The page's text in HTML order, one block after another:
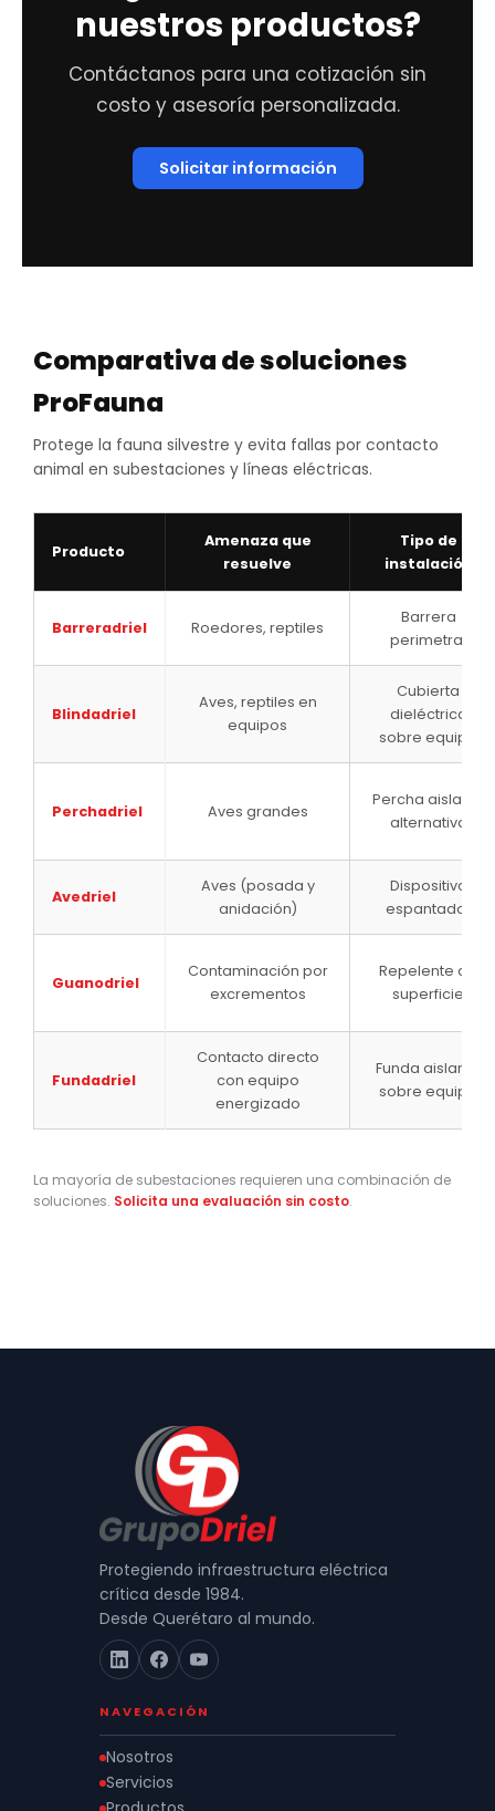
nuestros productos?
Contáctanos para una cotización sin
costo y asesoría personalizada.
Solicitar información
Comparativa de soluciones
ProFauna
Protege la fauna silvestre y evita fallas por contacto
animal en subestaciones y líneas eléctricas.
Producto
Amenaza que
resuelve
Tipo de
instalación
Barreradriel Roedores, reptiles
Barrera
perimetral
Blindadriel
Aves, reptiles en
equipos
Cubierta
dieléctrica
sobre equipo
Perchadriel Aves grandes
Percha aislante
alternativa
Avedriel
Aves (posada y
anidación)
Dispositivo
espantador
Guanodriel
Contaminación por
excrementos
Repelente de
superficie
Fundadriel
Contacto directo
con equipo
energizado
Funda aislante
sobre equipo
La mayoría de subestaciones requieren una combinación de
soluciones. Solicita una evaluación sin costo.
Protegiendo infraestructura eléctrica
crítica desde 1984.
Desde Querétaro al mundo.
NAVEGACIÓN
Nosotros
Servicios